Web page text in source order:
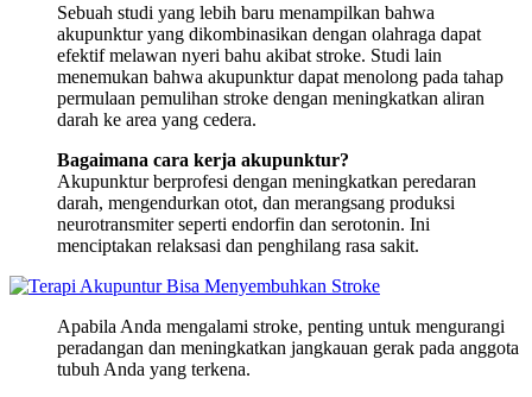
Sebuah studi yang lebih baru menampilkan bahwa
akupunktur yang dikombinasikan dengan olahraga dapat
efektif melawan nyeri bahu akibat stroke. Studi lain
menemukan bahwa akupunktur dapat menolong pada tahap
permulaan pemulihan stroke dengan meningkatkan aliran
darah ke area yang cedera.
Bagaimana cara kerja akupunktur?
Akupunktur berprofesi dengan meningkatkan peredaran
darah, mengendurkan otot, dan merangsang produksi
neurotransmiter seperti endorfin dan serotonin. Ini
menciptakan relaksasi dan penghilang rasa sakit.
Apabila Anda mengalami stroke, penting untuk mengurangi
peradangan dan meningkatkan jangkauan gerak pada anggota
tubuh Anda yang terkena.